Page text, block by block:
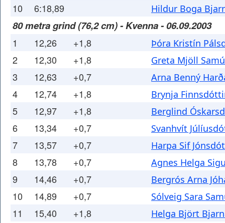
10 6:18,89 Hildur Boga
80 metra grind (76,2 cm) - Kvenna - 06.09.2003
1 12,26 +1,8 Þóra Kristín
2 12,30 +1,8 Greta Mjöll
3 12,63 +0,7 Arna Benný
4 12,74 +1,8 Brynja
5 12,97 +1,8 Berglind
6 13,34 +0,7 Svanhvít
7 13,57 +0,7 Harpa Sif
8 13,78 +0,7 Agnes Helga
9 14,46 +0,7 Bergrós Arna
10 14,89 +0,7 Sólveig Sara
11 15,40 +1,8 Helga Björt